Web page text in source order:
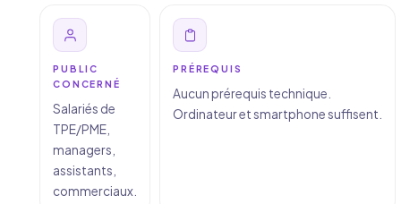
PUBLIC
CONCERNÉ
Salariés de
TPE/PME,
managers,
assistants,
commerciaux.
PRÉREQUIS
Aucun prérequis technique.
Ordinateur et smartphone suffisent.